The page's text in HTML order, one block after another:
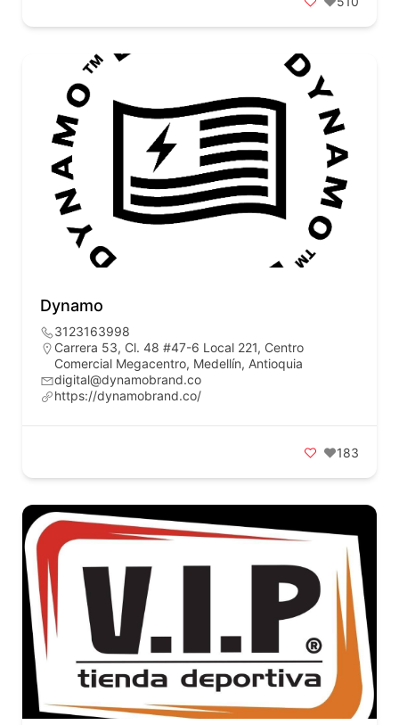
Dynamo
3123163998
Carrera 53, Cl. 48 #47-6 Local 221, Centro
Comercial Megacentro, Medellín, Antioquia
digital@dynamobrand.co
https://dynamobrand.co/
183